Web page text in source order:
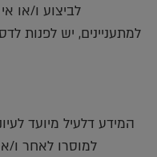
לביצוע ו/או
למתעניינים, יש לפנות
המידע דלעיל מיועד
למוסרו לאחר ו/